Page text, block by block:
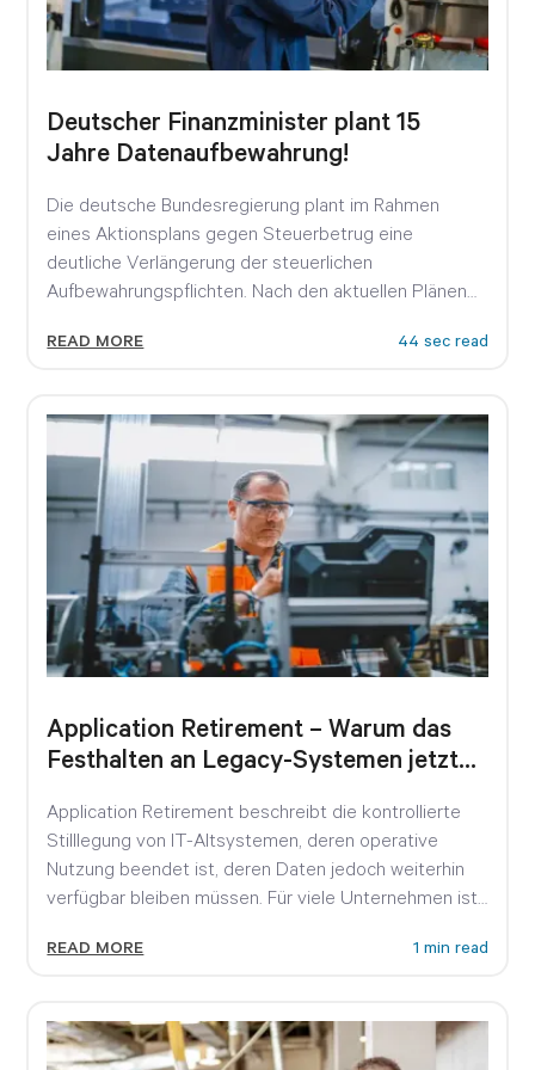
Deutscher Finanzminister plant 15
Jahre Datenaufbewahrung!
Die deutsche Bundesregierung plant im Rahmen
eines Aktionsplans gegen Steuerbetrug eine
deutliche Verlängerung der steuerlichen
Aufbewahrungspflichten. Nach den aktuellen Plänen
READ MORE 44 sec read
Application Retirement – Warum das
Festhalten an Legacy-Systemen jetzt
Application Retirement beschreibt die kontrollierte
Stilllegung von IT-Altsystemen, deren operative
Nutzung beendet ist, deren Daten jedoch weiterhin
verfügbar bleiben müssen. Für viele Unternehmen ist
READ MORE 1 min read